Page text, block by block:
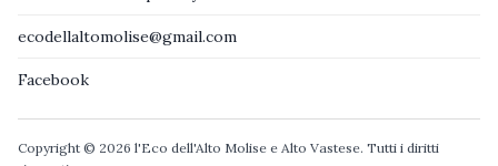
ecodellaltomolise@gmail.com
Facebook
Copyright © 2026 l'Eco dell'Alto Molise e Alto Vastese. Tutti i diritti